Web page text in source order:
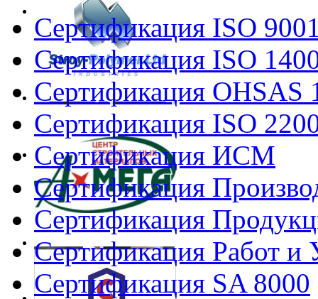
Сертификация ISO
Сертификация ISO
Сертификация OHSAS
Сертификация ISO
Сертификация ИСМ
Сертификация
Сертификация
Сертификация Работ и
Сертификация SA 8000